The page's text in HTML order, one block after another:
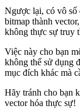
Ngược lại, có vô số
bitmap thành
không thực sự truy
Việc này cho bạn
không thể sử dụng
mục đích khác mà
Hãy tránh cho bạn
vector hóa thực sự!